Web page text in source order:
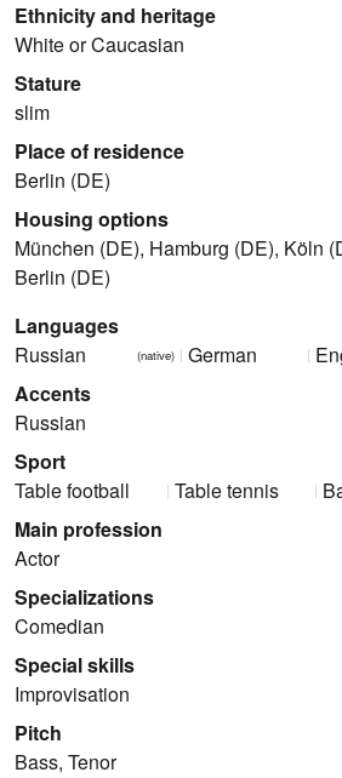
Ethnicity and heritage
White or Caucasian
Stature
slim
Place of residence
Berlin (DE)
Housing options
München (DE), Hamburg (DE), Köln
Berlin (DE)
Languages
Russian
(native) German
Accents
Russian
Sport
Table football
Table tennis
Main profession
Actor
Specializations
Comedian
Special skills
Improvisation
Pitch
Bass, Tenor